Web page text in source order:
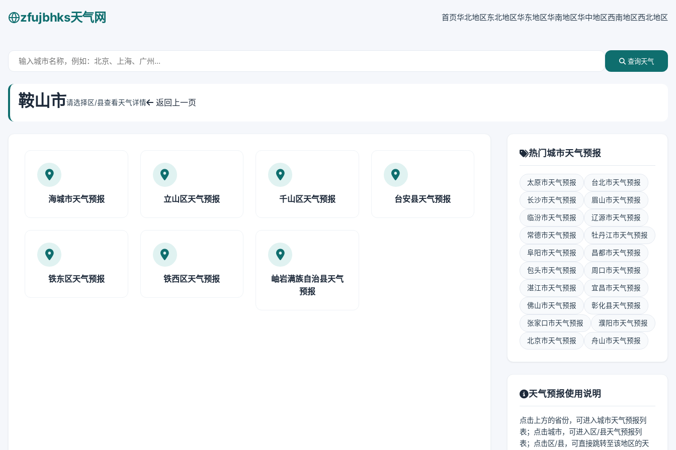
zfujbhks天气网 首页华北地区东北地区华东地区华南地区华中地区西南地区西北地区
查询天气
鞍山市请选择区/县查看天气详情 返回上一页
海城市天气预报 立山区天气预报 千山区天气预报 台安县天气预报
铁东区天气预报 铁西区天气预报
岫岩满族自治县天气
预报
热门城市天气预报
太原市天气预报 台北市天气预报
长沙市天气预报 眉山市天气预报
临汾市天气预报 辽源市天气预报
常德市天气预报 牡丹江市天气预报
阜阳市天气预报 昌都市天气预报
包头市天气预报 周口市天气预报
湛江市天气预报 宜昌市天气预报
佛山市天气预报 彰化县天气预报
张家口市天气预报 濮阳市天气预报
北京市天气预报 舟山市天气预报
天气预报使用说明
点击上方的省份，可进入城市天气预报列
表；点击城市，可进入区/县天气预报列
表；点击区/县，可直接跳转至该地区的天